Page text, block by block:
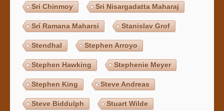
Sri Chinmoy Sri Nisargadatta Maharaj
Srí Ramana Maharsi Stanislav Grof
Stendhal Stephen Arroyo
Stephen Hawking Stephenie Meyer
Stephen King Steve Andreas
Steve Biddulph Stuart Wilde